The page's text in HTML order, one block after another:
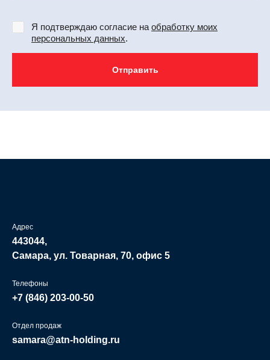
Я подтверждаю согласие на обработку моих
персональных данных.
Отправить
Адрес
443044,
Самара, ул. Товарная, 70, офис 5
Телефоны
+7 (846) 203-00-50
Отдел продаж
samara@atn-holding.ru